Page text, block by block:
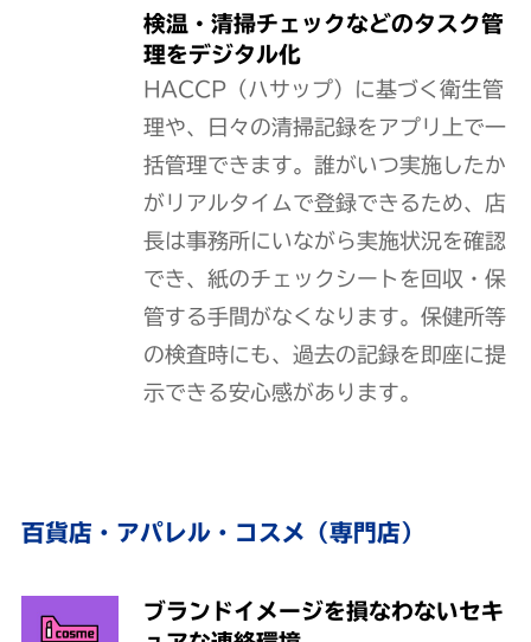
検温・清掃チェックなどのタスク管
理をデジタル化
HACCP（ハサップ）に基づく衛生管
理や、日々の清掃記録をアプリ上で一
括管理できます。誰がいつ実施したか
がリアルタイムで登録できるため、店
長は事務所にいながら実施状況を確認
でき、紙のチェックシートを回収・保
管する手間がなくなります。保健所等
の検査時にも、過去の記録を即座に提
示できる安心感があります。
百貨店・アパレル・コスメ（専門店）
ブランドイメージを損なわないセキ